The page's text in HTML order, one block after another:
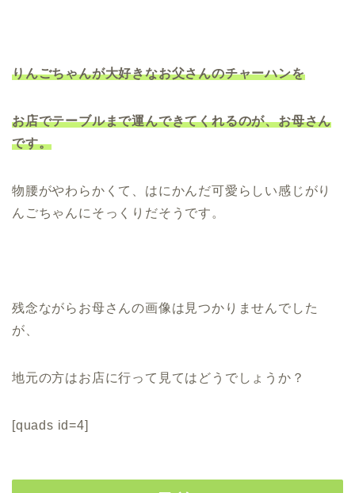
りんごちゃんが大好きなお父さんのチャーハンを
お店でテーブルまで運んできてくれるのが、お母さん
です。
物腰がやわらかくて、はにかんだ可愛らしい感じがり
んごちゃんにそっくりだそうです。
残念ながらお母さんの画像は見つかりませんでした
が、
地元の方はお店に行って見てはどうでしょうか？
[quads id=4]